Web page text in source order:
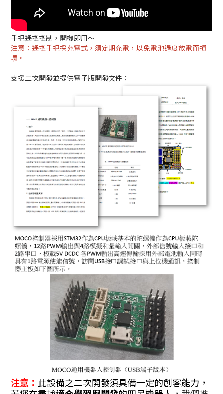
手把遙控控制，開機即用～
注意：遙控手把採充電式，須定期充電，以免電池過度放電而損
壞。
支援二次開發並提供電子版開發文件：
注意： 此設備之二次開發須具備一定的創客能力，